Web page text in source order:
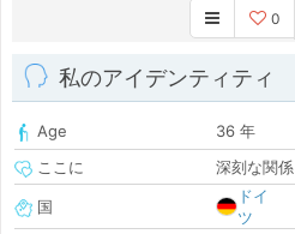
0
私のアイデンティティ
Age
36 年
ここに
深刻な関係
国
ドイ
ツ